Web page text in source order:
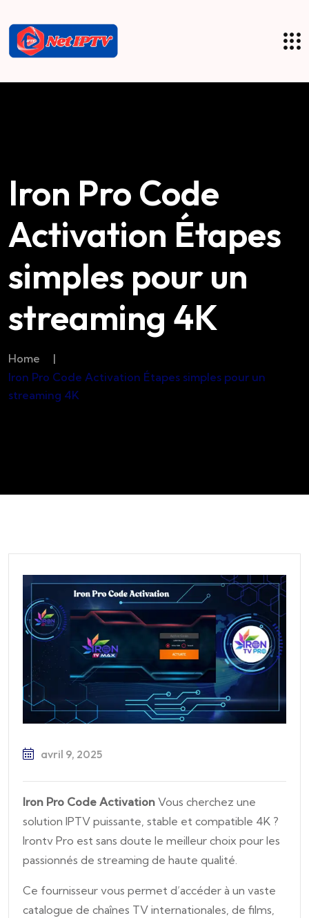
Iron Pro Code
Activation Étapes
simples pour un
streaming 4K
Home
|
Iron Pro Code Activation Étapes simples pour un
streaming 4K
avril 9, 2025
Iron Pro Code Activation Vous cherchez une
solution IPTV puissante, stable et compatible 4K ?
Irontv Pro est sans doute le meilleur choix pour les
passionnés de streaming de haute qualité.
Ce fournisseur vous permet d’accéder à un vaste
catalogue de chaînes TV internationales, de films,